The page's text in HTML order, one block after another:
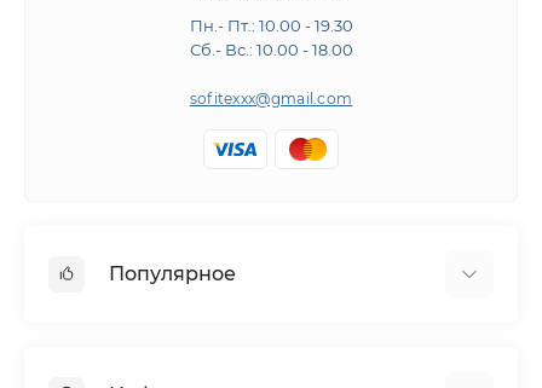
Пн.- Пт.: 10.00 - 19.30
Сб.- Вс.: 10.00 - 18.00
sofitexxx@gmail.com
Популярное